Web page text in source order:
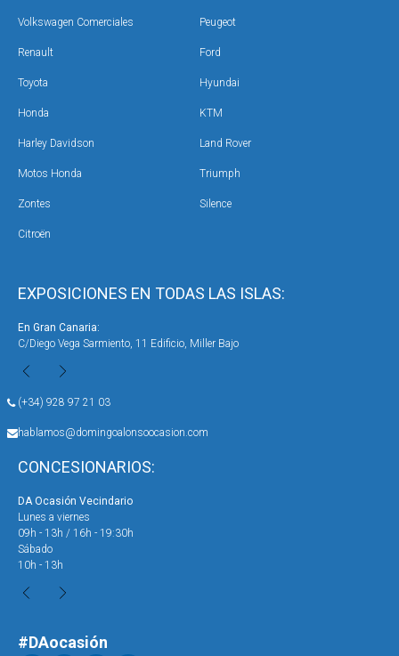
EXPOSICIONES EN TODAS LAS ISLAS:
En Gran Canaria:
C/Diego Vega Sarmiento, 11 Edificio, Miller Bajo
(+34) 928 97 21 03
hablamos@domingoalonsoocasion.com
CONCESIONARIOS:
DA Ocasión Vecindario
Lunes a viernes
09h - 13h / 16h - 19:30h
Sábado
10h - 13h
Volkswagen Comerciales Peugeot
Renault Ford
Toyota Hyundai
Honda KTM
Harley Davidson Land Rover
Motos Honda Triumph
Zontes Silence
Citroën
#DAocasión